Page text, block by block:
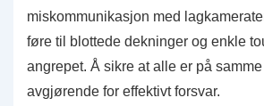
miskommunikasjon med
føre til blottede dekninger og enkle
angrepet. Å sikre at alle er på
avgjørende for effektivt forsvar.